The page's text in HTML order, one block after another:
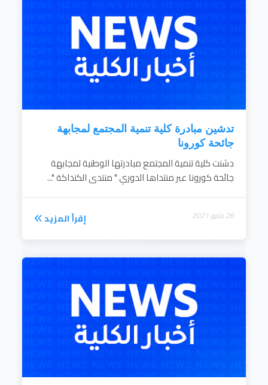
تدشين مبادرة كلية تنمية المجتمع لمجابهة
جائحة كورونا
دشنت كلية تنمية المجتمع مبادرتها الوطنية لمجابهة
جائحة كورونا عبر منتداها الدوري " منتدى الكنداكة "...
26 مايو 2021 إقرأ المزيد